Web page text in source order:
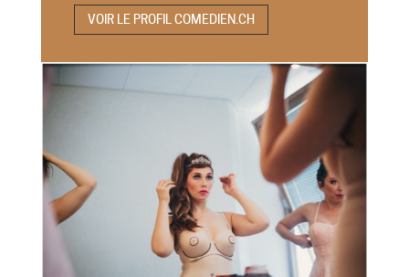
VOIR LE PROFIL COMEDIEN.CH